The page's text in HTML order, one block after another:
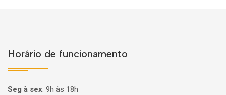
Horário de funcionamento
Seg à sex: 9h às 18h